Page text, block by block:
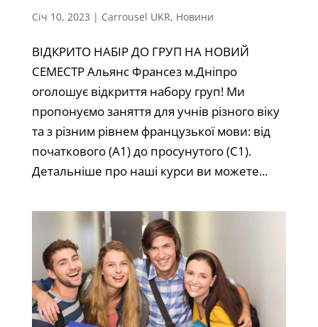
Січ 10, 2023 | Carrousel UKR, Новини
ВІДКРИТО НАБІР ДО ГРУП НА НОВИЙ
СЕМЕСТР Альянс Франсез м.Дніпро
оголошує відкриття набору груп! Ми
пропонуємо заняття для учнів різного віку
та з різним рівнем французької мови: від
початкового (А1) до просунутого (С1).
Детальніше про наші курси ви можете...